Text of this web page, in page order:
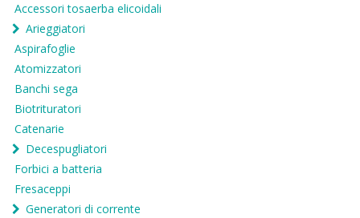
Accessori tosaerba elicoidali
Arieggiatori
Aspirafoglie
Atomizzatori
Banchi sega
Biotrituratori
Catenarie
Decespugliatori
Forbici a batteria
Fresaceppi
Generatori di corrente